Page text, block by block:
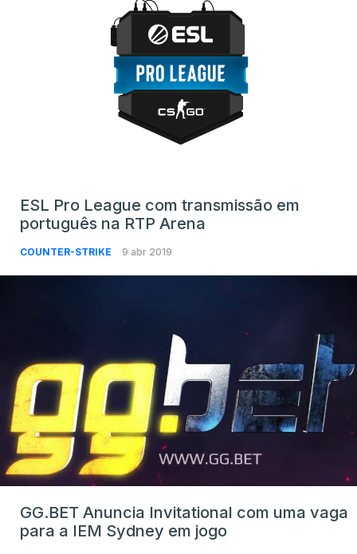
ESL Pro League com transmissão em
português na RTP Arena
COUNTER-STRIKE 9 abr 2019
GG.BET Anuncia Invitational com uma vaga
para a IEM Sydney em jogo